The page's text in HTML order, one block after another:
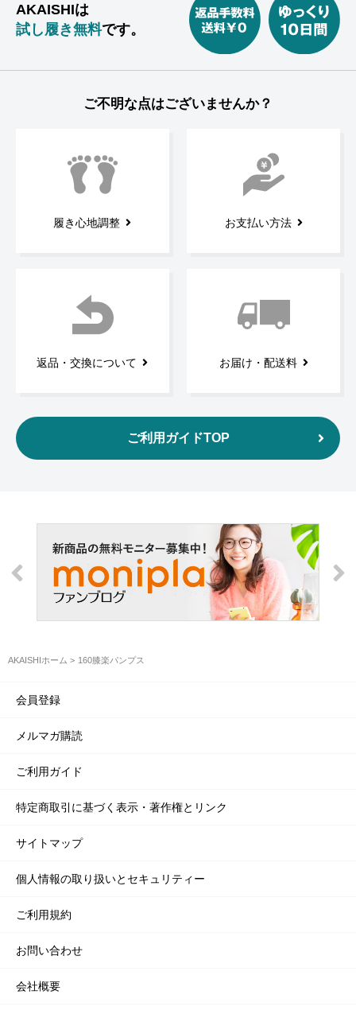
AKAISHIは
試し履き無料です。
ご不明な点はございませんか？
履き心地調整 お支払い方法
返品・交換について お届け・配送料
ご利用ガイドTOP
AKAISHIホーム 160膝楽パンプス
会員登録
メルマガ購読
ご利用ガイド
特定商取引に基づく表示・著作権とリンク
サイトマップ
個人情報の取り扱いとセキュリティー
ご利用規約
お問い合わせ
会社概要